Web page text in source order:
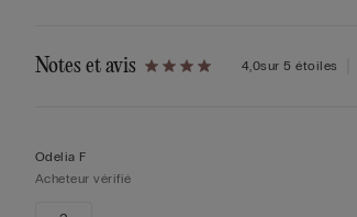
Notes et avis 4,0sur 5 étoiles
Odelia F
Acheteur vérifié